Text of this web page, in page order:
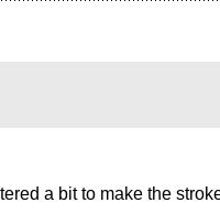
a bit to make the